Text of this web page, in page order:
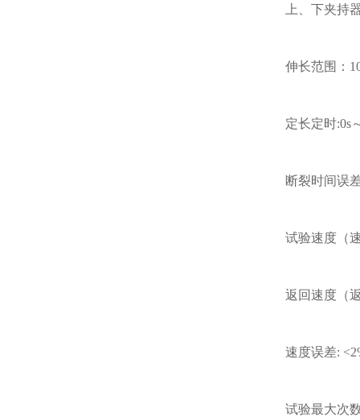
上、下夹持
伸长范围：
定长定时:0s
断裂时间误
试验速度（
返回速度（
速度误差:
试验最大次